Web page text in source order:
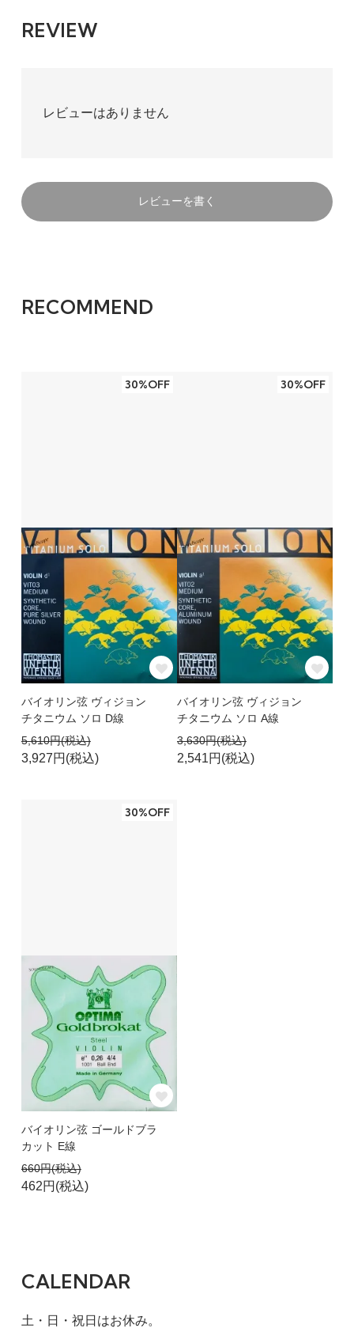
REVIEW
レビューはありません
レビューを書く
RECOMMEND
30%OFF
バイオリン弦 ヴィジョン
チタニウム ソロ D線
5,610円(税込)
3,927円(税込)
30%OFF
バイオリン弦 ヴィジョン
チタニウム ソロ A線
3,630円(税込)
2,541円(税込)
30%OFF
バイオリン弦 ゴールドブラ
カット E線
660円(税込)
462円(税込)
CALENDAR
土・日・祝日はお休み。